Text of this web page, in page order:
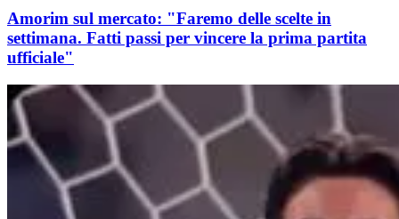
Amorim sul mercato: "Faremo delle scelte in
settimana. Fatti passi per vincere la prima partita
ufficiale"